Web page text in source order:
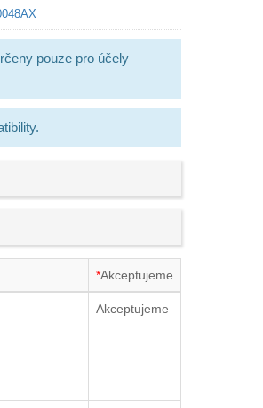
pouze pro účely
*Akceptujeme
Akceptujeme